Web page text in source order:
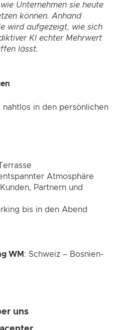
Unternehmen sie heute
können. Anhand
wird aufgezeigt, wie sich
KI echter Mehrwert
lässt.
in den persönlichen
Atmosphäre
Partnern und
bis in den Abend
WM : Schweiz – Bosnien-
uns